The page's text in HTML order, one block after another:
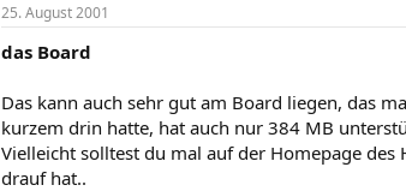
25. August 2001
das Board
Das kann auch sehr gut am Board liegen, das
kurzem drin hatte, hat auch nur 384 MB
Vielleicht solltest du mal auf der Homepage
drauf hat..